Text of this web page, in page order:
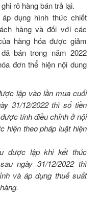
rõ hàng bán trả lại.
dụng hình thức chiết
hàng và đối với các
hàng hóa được giảm
bán trong năm 2022
đơn thể hiện nội dung
lập vào lần mua cuối
31/12/2022 thì số tiền
tính điều chỉnh ở nội
hiện theo pháp luật hiện
được lập khi kết thúc
ngày 31/12/2022 thì
và áp dụng thuế suất